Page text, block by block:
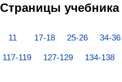
Страницы учебника
11 17-18 25-26 34-36
117-119 127-129 134-138